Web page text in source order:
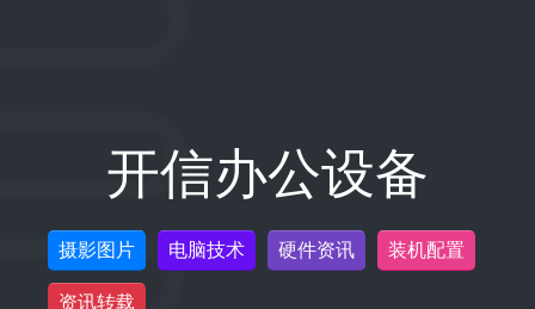
开信办公设备
摄影图片 电脑技术 硬件资讯 装机配置
资讯转载